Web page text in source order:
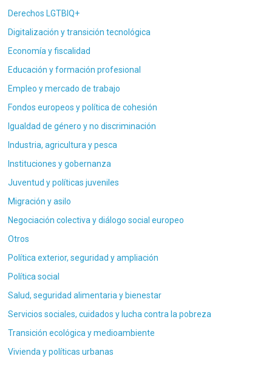
Derechos LGTBIQ+
Digitalización y transición tecnológica
Economía y fiscalidad
Educación y formación profesional
Empleo y mercado de trabajo
Fondos europeos y política de cohesión
Igualdad de género y no discriminación
Industria, agricultura y pesca
Instituciones y gobernanza
Juventud y políticas juveniles
Migración y asilo
Negociación colectiva y diálogo social europeo
Otros
Política exterior, seguridad y ampliación
Política social
Salud, seguridad alimentaria y bienestar
Servicios sociales, cuidados y lucha contra la pobreza
Transición ecológica y medioambiente
Vivienda y políticas urbanas